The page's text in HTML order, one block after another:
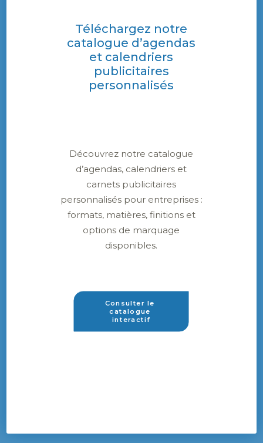
FORMAT
A6, A5, A4 et Sur mesure
Téléchargez notre
catalogue d’agendas
et calendriers
publicitaires
personnalisés
Découvrez notre catalogue
d’agendas, calendriers et
carnets publicitaires
personnalisés pour entreprises :
formats, matières, finitions et
options de marquage
disponibles.
Consulter le
catalogue
interactif